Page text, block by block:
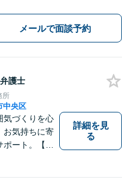
】【休日・夜間相談可】
メールで面談予約
弁護士
所
中央区
気づくりを心
お気持ちに寄
ート。【借
詳細を見
る